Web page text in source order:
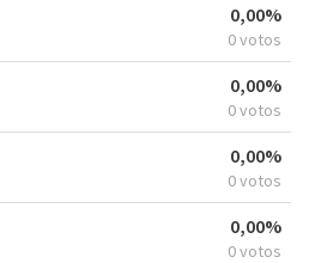
0,00%
0 votos
0,00%
0 votos
0,00%
0 votos
0,00%
0 votos